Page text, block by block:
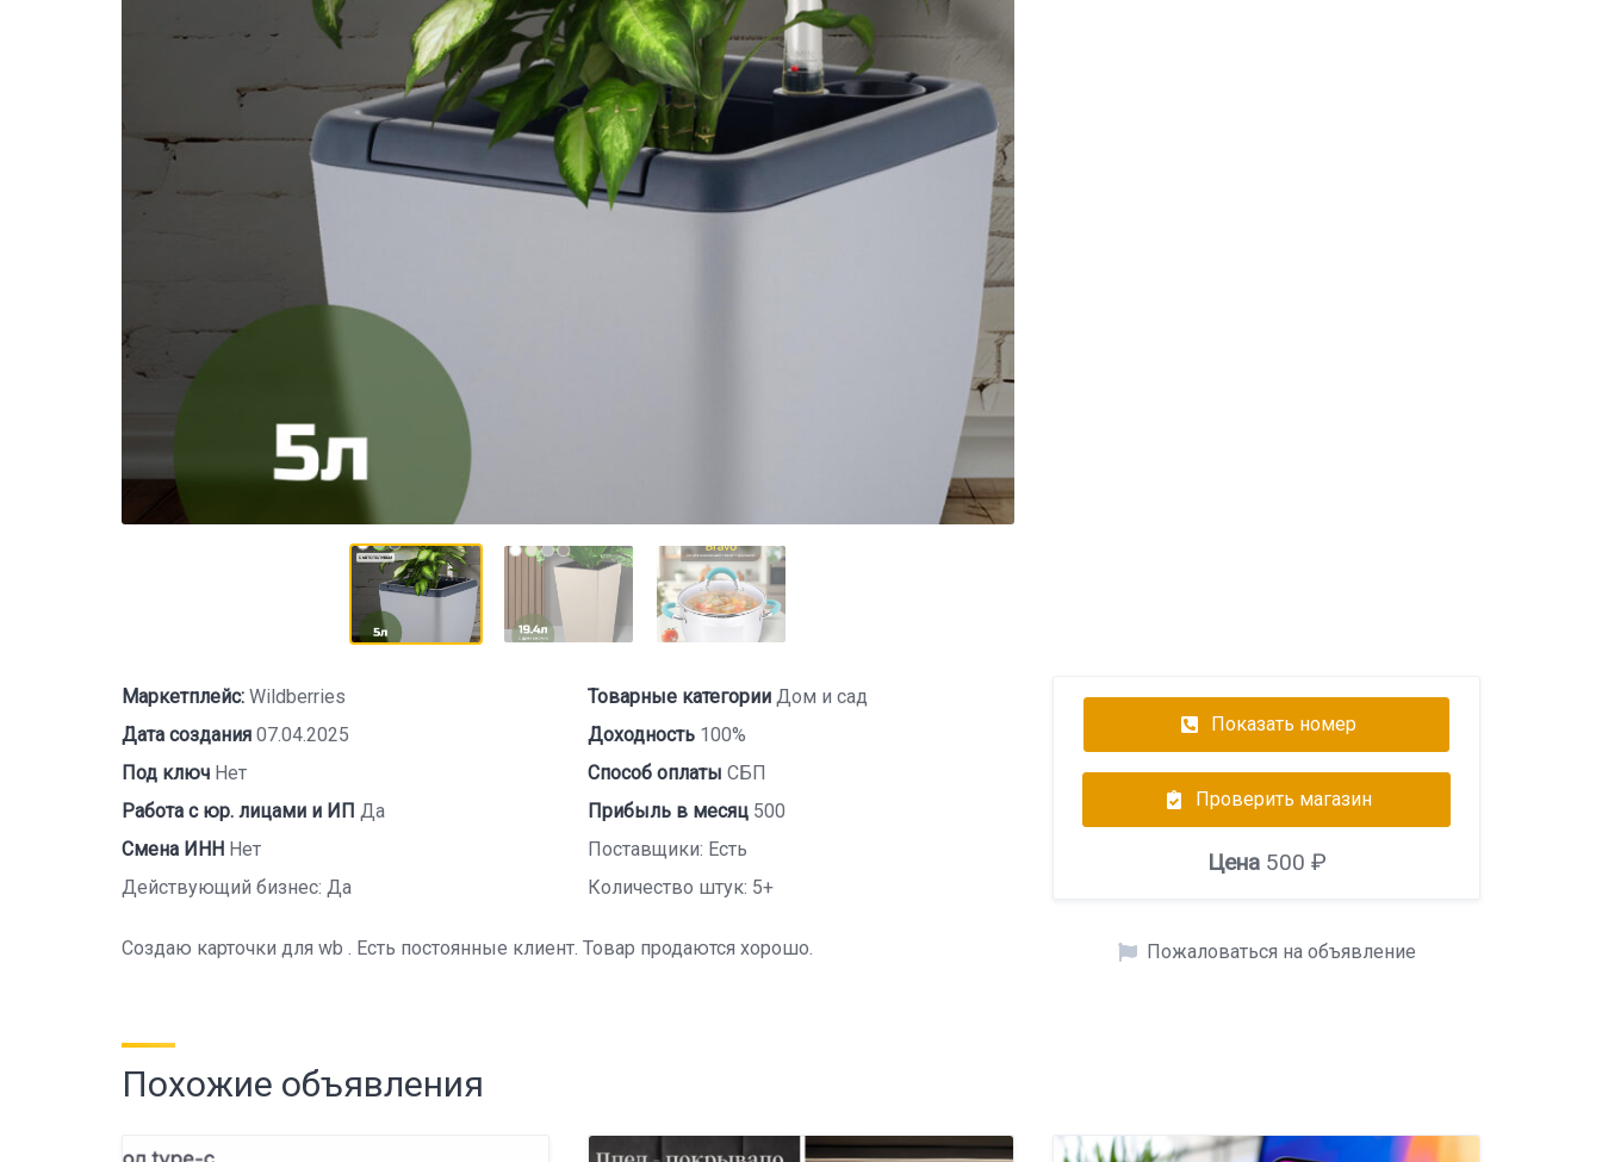
Маркетплейс: Wildberries Товарные категорииДом и сад
Дата создания 07.04.2025 Доходность100%
Под ключ Нет Способ оплаты СБП
Работа с юр. лицами и ИП Да Прибыль в месяц500
Смена ИНН Нет
Поставщики: Есть
Действующий бизнес: Да
Количество штук: 5+
Создаю карточки для wb . Есть постоянные клиент. Товар продаются хорошо.
Показать номер
Проверить магазин
Цена500 ₽
Пожаловаться на объявление
Похожие объявления